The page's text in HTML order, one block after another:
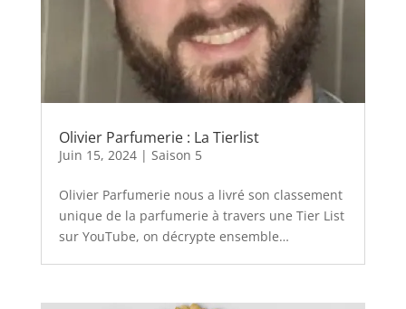
Olivier Parfumerie : La Tierlist
Juin 15, 2024| Saison 5
Olivier Parfumerie nous a livré son classement
unique de la parfumerie à travers une Tier List
sur YouTube, on décrypte ensemble…